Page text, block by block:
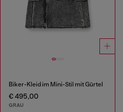
Biker-Kleid im Mini-Stil mit Gürtel
€ 495,00
GRAU